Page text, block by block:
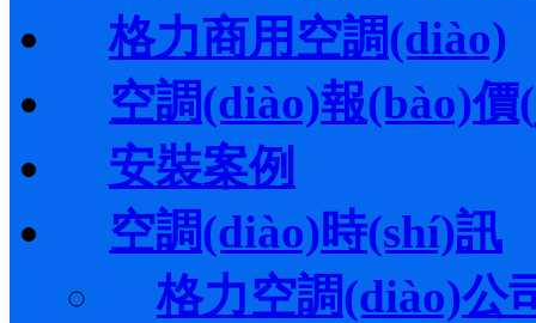
格力商用空調(diào)
空調(diào)報(bào)
安裝案例
空調(diào)時(shí)訊
格力空調(diào)公